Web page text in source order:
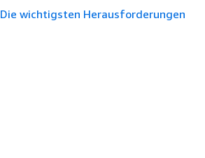
Die wichtigsten Herausforderungen